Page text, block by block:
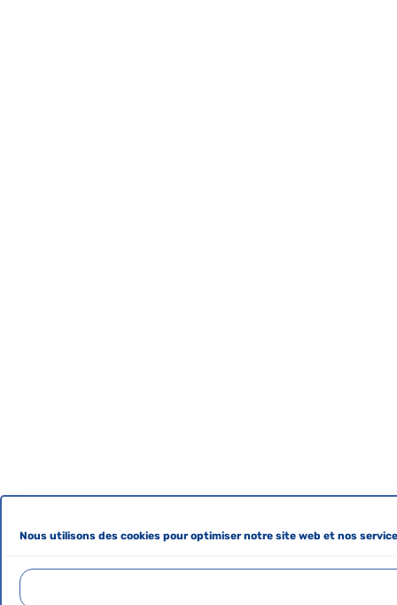
Nous utilisons des cookies pour optimiser notre site web et nos